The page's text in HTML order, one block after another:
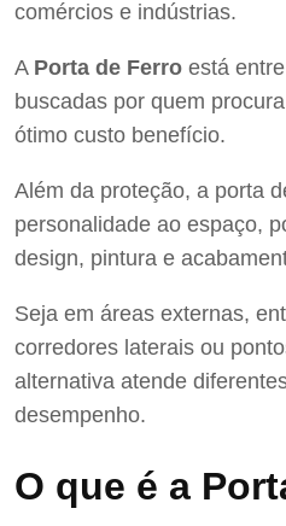
comércios e indústrias.
A Porta de Ferro está
buscadas por quem
ótimo custo benefício.
Além da proteção, a porta
personalidade ao espaço,
design, pintura e
Seja em áreas externas,
corredores laterais ou
alternativa atende
desempenho.
O que é a